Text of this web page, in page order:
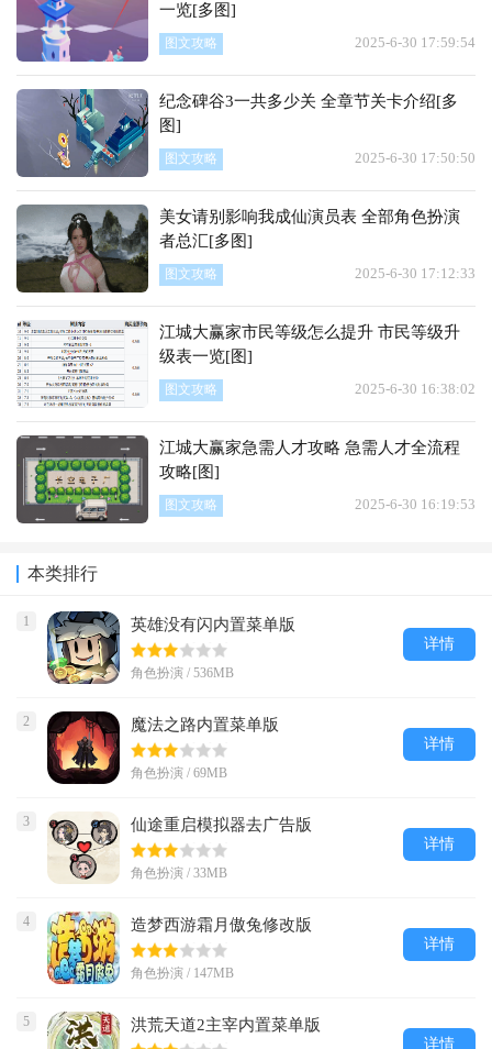
一览[多图]
图文攻略 2025-6-30 17:59:54
纪念碑谷3一共多少关 全章节关卡介绍[多
图]
图文攻略 2025-6-30 17:50:50
美女请别影响我成仙演员表 全部角色扮演
者总汇[多图]
图文攻略 2025-6-30 17:12:33
江城大赢家市民等级怎么提升 市民等级升
级表一览[图]
图文攻略 2025-6-30 16:38:02
江城大赢家急需人才攻略 急需人才全流程
攻略[图]
图文攻略 2025-6-30 16:19:53
本类排行
1 英雄没有闪内置菜单版
角色扮演 / 536MB
详情
2 魔法之路内置菜单版
角色扮演 / 69MB
详情
3 仙途重启模拟器去广告版
角色扮演 / 33MB
详情
4 造梦西游霜月傲兔修改版
角色扮演 / 147MB
详情
5 洪荒天道2主宰内置菜单版
详情